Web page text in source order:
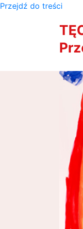
Przejdź do treści